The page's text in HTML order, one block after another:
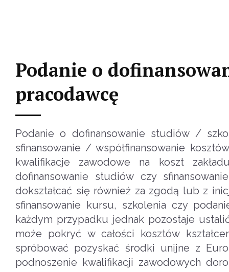
Podanie o
pracodawcę
Podanie o dofinansowanie studiów /
sfinansowanie / współfinansowanie
kwalifikacje zawodowe na koszt
dofinansowanie studiów czy
dokształcać się również za zgodą lub z
sfinansowanie kursu, szkolenia czy
każdym przypadku jednak pozostaje
może pokryć w całości kosztów
spróbować pozyskać środki unijne z
podnoszenie kwalifikacji zawodowych